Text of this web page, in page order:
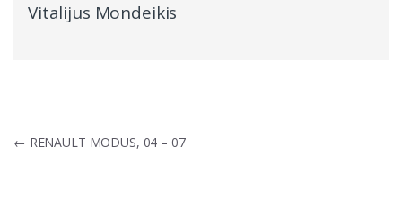
Vitalijus Mondeikis
Navigacija
← RENAULT MODUS, 04 – 07